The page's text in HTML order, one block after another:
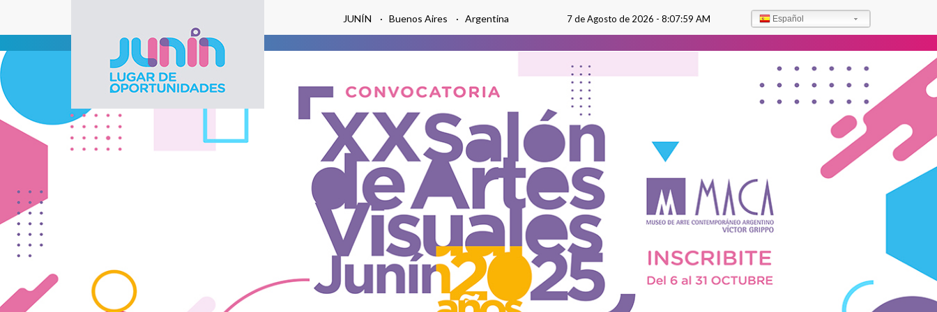
JUNÍN · Buenos Aires · Argentina
7 de Agosto de 2026 - 8:08:00 AM Español